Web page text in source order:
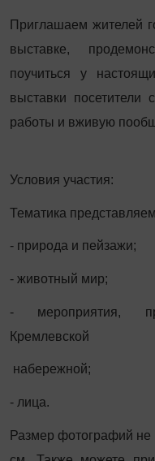
Приглашаем жителей
выставке,
поучиться у
выставки посетители
работы и вживую
Условия участия:
Тематика
- природа и пейзажи;
- животный мир;
- мероприятия,
Кремлевской
набережной;
- лица.
Размер фотографий